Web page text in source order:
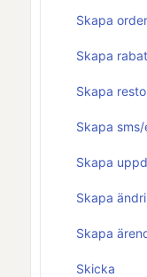
Skapa order
Skapa
Skapa
Skapa
Skapa
Skapa
Skapa
Skicka